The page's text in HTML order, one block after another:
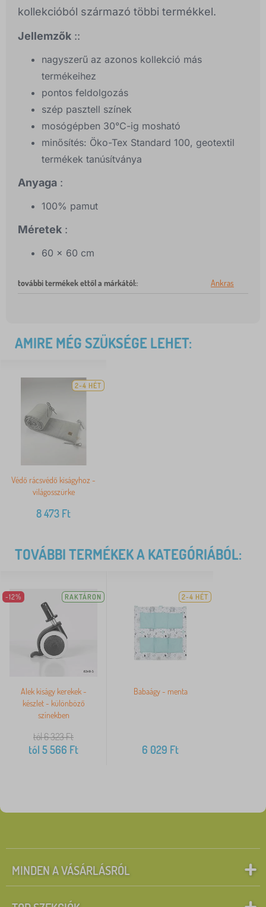
kollekcióból származó többi termékkel.
Jellemzők ::
nagyszerű az azonos kollekció más
termékeihez
pontos feldolgozás
szép pasztell színek
mosógépben 30°C-ig mosható
minősítés: Öko-Tex Standard 100, geotextil
termékek tanúsítványa
Anyaga :
100% pamut
Méretek :
60 x 60 cm
további termékek ettől a márkától:: Ankras
AMIRE MÉG SZÜKSÉGE LEHET:
2-4 HÉT
Védő rácsvédő kiságyhoz -
világosszürke
8 473 Ft
TOVÁBBI TERMÉKEK A KATEGÓRIÁBÓL:
-12% RAKTÁRON
Alek kiságy kerekek -
készlet - különböző
színekben
tól 6 323Ft
tól 5 566 Ft
2-4 HÉT
Babaágy - menta
6 029 Ft
MINDEN A VÁSÁRLÁSRÓL